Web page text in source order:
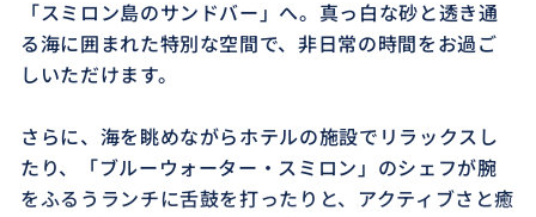
「スミロン島のサンドバー」へ。真っ白な砂と透き通
る海に囲まれた特別な空間で、非日常の時間をお過ご
しいただけます。
さらに、海を眺めながらホテルの施設でリラックスし
たり、「ブルーウォーター・スミロン」のシェフが腕
をふるうランチに舌鼓を打ったりと、アクティブさと癒